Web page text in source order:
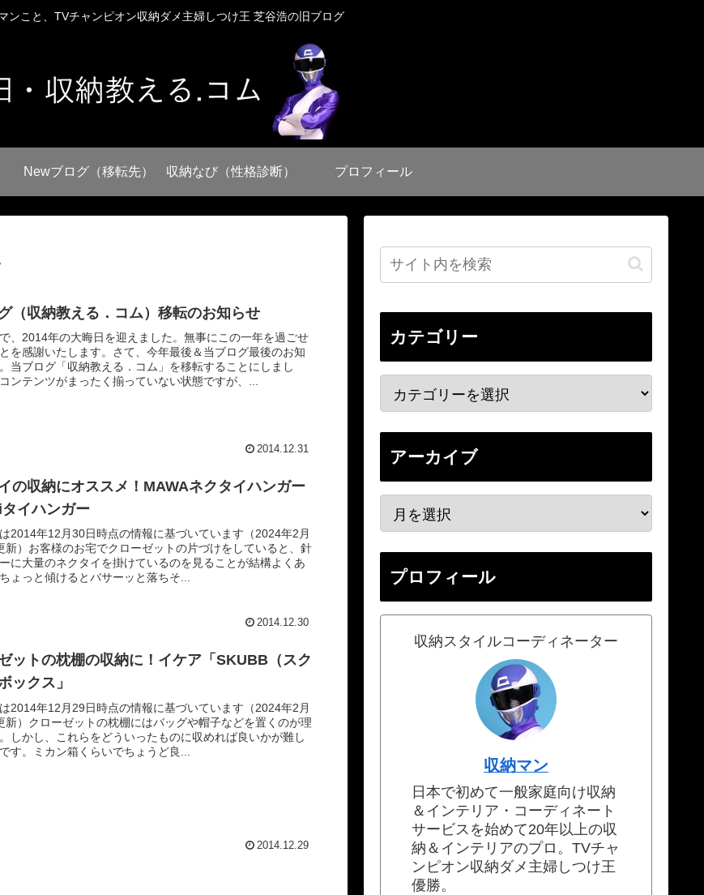
ンこと、TVチャンピオン収納ダメ主婦しつけ王 芝谷浩の旧ブログ
Newブログ（移転先） 収納なび（性格診断） プロフィール
（収納教える．コム）移転のお知らせ
、2014年の大晦日を迎えました。無事にこの一年を過ごせ
を感謝いたします。さて、今年最後＆当ブログ最後のお知
当ブログ「収納教える．コム」を移転することにしまし
ンテンツがまったく揃っていない状態ですが、...
2014.12.31
の収納にオススメ！MAWAネクタイハンガー
イハンガー
2014年12月30日時点の情報に基づいています（2024年2月
新）お客様のお宅でクローゼットの片づけをしていると、針
に大量のネクタイを掛けているのを見ることが結構よくあ
ょっと傾けるとバサーッと落ちそ...
2014.12.30
ットの枕棚の収納に！イケア「SKUBB（スク
ックス」
2014年12月29日時点の情報に基づいています（2024年2月
新）クローゼットの枕棚にはバッグや帽子などを置くのが理
しかし、これらをどういったものに収めれば良いかが難し
す。ミカン箱くらいでちょうど良...
2014.12.29
カテゴリー
アーカイブ
プロフィール
収納スタイルコーディネーター
収納マン
日本で初めて一般家庭向け収納
＆インテリア・コーディネート
サービスを始めて20年以上の収
納＆インテリアのプロ。TVチャ
ンピオン収納ダメ主婦しつけ王
優勝。